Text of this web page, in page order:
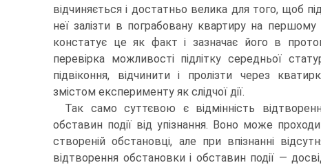
відчиняється і достатньо велика для того, щоб
неї залізти в пограбовану квартиру на першому
констатує це як факт і зазначає його в
перевірка можливості підлітку середньої
підвіконня, відчинити і пролізти через
змістом експерименту як слідчої дії.
Так само суттєвою є відмінність
обставин події від упізнання. Воно може
створеній обстановці, але при впізнанні
відтворення обстановки і обставин події —